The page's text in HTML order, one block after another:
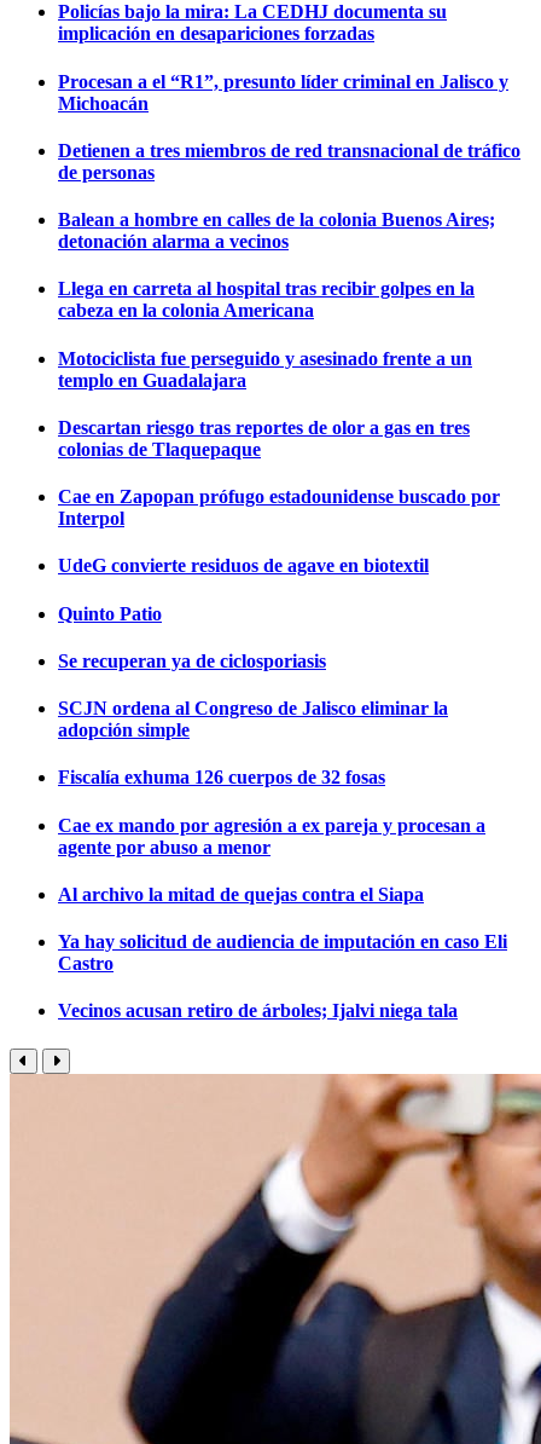
Policías bajo la mira: La CEDHJ documenta su
implicación en desapariciones forzadas
Procesan a el “R1”, presunto líder criminal en Jalisco y
Michoacán
Detienen a tres miembros de red transnacional de tráfico
de personas
Balean a hombre en calles de la colonia Buenos Aires;
detonación alarma a vecinos
Llega en carreta al hospital tras recibir golpes en la
cabeza en la colonia Americana
Motociclista fue perseguido y asesinado frente a un
templo en Guadalajara
Descartan riesgo tras reportes de olor a gas en tres
colonias de Tlaquepaque
Cae en Zapopan prófugo estadounidense buscado por
Interpol
UdeG convierte residuos de agave en biotextil
Quinto Patio
Se recuperan ya de ciclosporiasis
SCJN ordena al Congreso de Jalisco eliminar la
adopción simple
Fiscalía exhuma 126 cuerpos de 32 fosas
Cae ex mando por agresión a ex pareja y procesan a
agente por abuso a menor
Al archivo la mitad de quejas contra el Siapa
Ya hay solicitud de audiencia de imputación en caso Eli
Castro
Vecinos acusan retiro de árboles; Ijalvi niega tala